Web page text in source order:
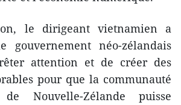
le dirigeant vietnamien a
gouvernement néo-zélandais
attention et de créer des
pour que la communauté
Nouvelle-Zélande puisse